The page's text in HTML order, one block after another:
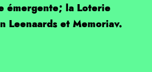
émergente; la Loterie
Leenaards et Memoriav.